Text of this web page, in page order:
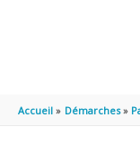
Accueil Démarches